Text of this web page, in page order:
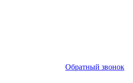
Обратный звонок